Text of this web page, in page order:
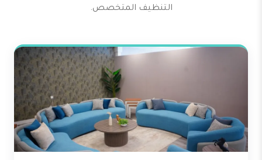
التنظيف المتخصص.